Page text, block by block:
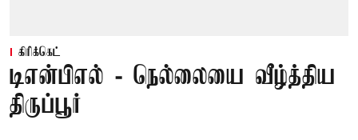
கிரிக்கெட்
டிஎன்பிஎல் - நெல்லையை வீழ்த்திய
திருப்பூர்